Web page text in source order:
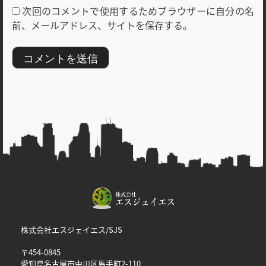
次回のコメントで使用するためブラウザーに自分の名
前、メールアドレス、サイトを保存する。
株式会社エスジェイエス/SJS
〒454-0845
愛知県名古屋市中川区馬手町2-110